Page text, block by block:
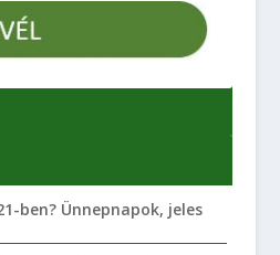
ben? Ünnepnapok, jeles